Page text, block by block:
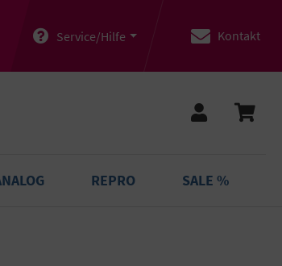
Service/Hilfe Kontakt
REPRO SALE %